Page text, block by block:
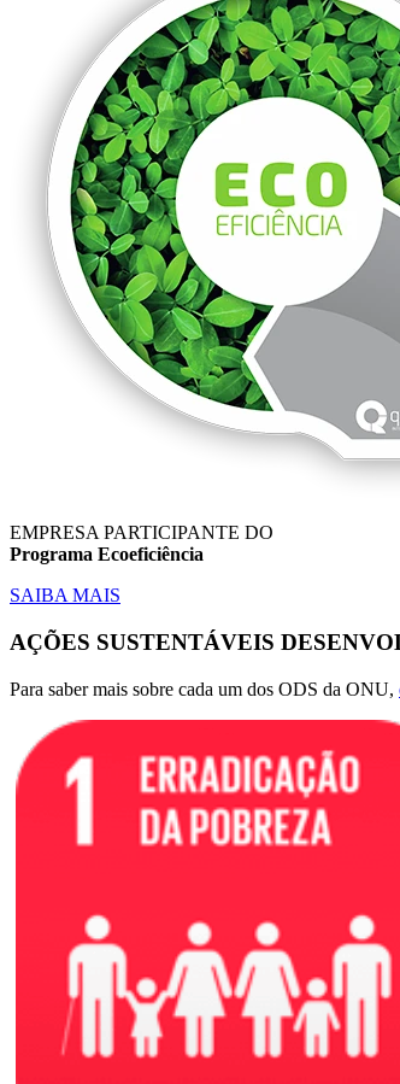
EMPRESA PARTICIPANTE DO
Programa Ecoeficiência
SAIBA MAIS
AÇÕES SUSTENTÁVEIS
Para saber mais sobre cada um dos ODS da ONU,